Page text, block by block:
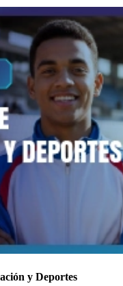
y Deportes